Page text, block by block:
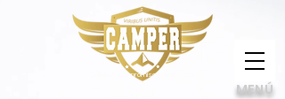
Calidad, compromiso e innovación
MENÚ